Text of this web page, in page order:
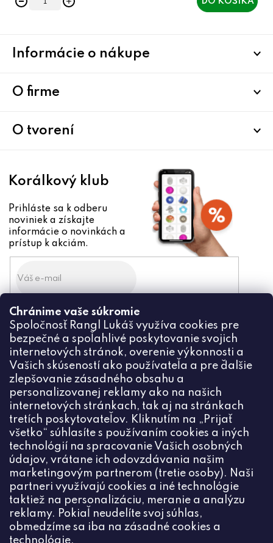
Chránime vaše súkromie
Spoločnosť Rangl Lukáš využíva cookies pre
bezpečné a spoľahlivé poskytovanie svojich
internetových stránok, overenie výkonnosti a
Vašich skúseností ako používateľa a pre ďalšie
zlepšovanie zásadného obsahu a
personalizovanej reklamy ako na našich
internetových stránkach, tak aj na stránkach
tretích poskytovateľov. Kliknutím na „Prijať
všetko“ súhlasíte s používaním cookies a iných
technológií na spracovanie Vašich osobných
údajov, vrátane ich odovzdávania našim
marketingovým partnerom (tretie osoby). Naši
partneri využívajú cookies a iné technológie
taktiež na personalizáciu, meranie a analýzu
reklamy. Pokiaľ neudelíte svoj súhlas,
obmedzíme sa iba na zásadné cookies a
technológie.
Informácie o nákupe
O firme
O tvorení
Korálkový klub
Prihláste sa k odberu
noviniek a získajte
informácie o novinkách a
prístup k akciám.
Odoslaním súhlasíte zo
spracovaním osobných údajov
PRIHLÁSIŤ
Kontakt
info @ceske-koralky.sk
+420774444191